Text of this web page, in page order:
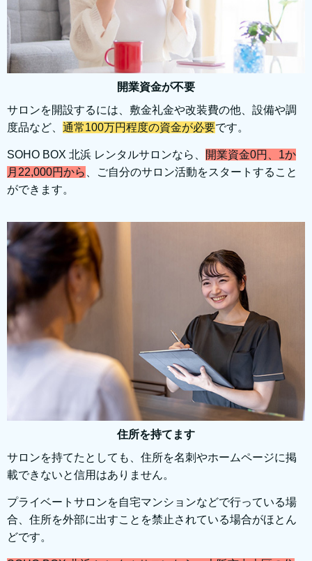
開業資金が不要
サロンを開設するには、敷金礼金や改装費の他、設備や調
度品など、 通常100万円程度の資金が必要です。
SOHO BOX 北浜 レンタルサロンなら、
開業資金0円、1か
月22,000円から
、ご自分のサロン活動をスタートすること
ができます。
住所を持てます
サロンを持てたとしても、住所を名刺やホームページに掲
載できないと信用はありません。
プライベートサロンを自宅マンションなどで行っている場
合、住所を外部に出すことを禁止されている場合がほとん
どです。